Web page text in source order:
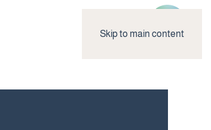
Skip to main content